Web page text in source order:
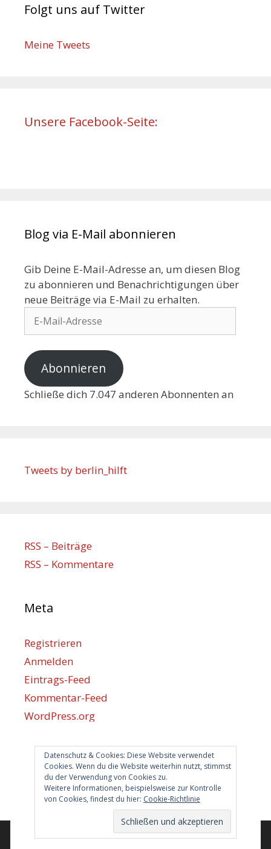
Folgt uns auf Twitter
Meine Tweets
Unsere Facebook-Seite:
Blog via E-Mail abonnieren
Gib Deine E-Mail-Adresse an, um diesen Blog
zu abonnieren und Benachrichtigungen über
neue Beiträge via E-Mail zu erhalten.
Abonnieren
Schließe dich 7.047 anderen Abonnenten an
Datenschutz & Cookies: Diese Website verwendet
Cookies. Wenn du die Website weiterhin nutzt, stimmst
du der Verwendung von Cookies zu.
Weitere Informationen, beispielsweise zur Kontrolle
von Cookies, findest du hier: Cookie-Richtlinie
Tweets by berlin_hilft
RSS – Beiträge
RSS – Kommentare
Meta
Registrieren
Anmelden
Eintrags-Feed
Kommentar-Feed
WordPress.org
Berlin hilft
info@berlin-hilft.com
© 2026 Berlin hilft!• Erstellt mitGeneratePress